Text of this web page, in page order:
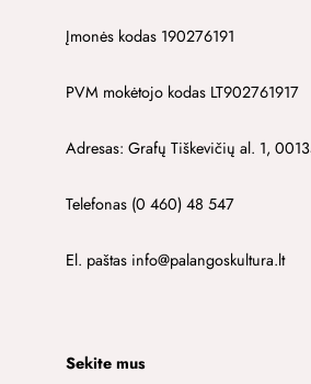
Įmonės kodas 190276191
PVM mokėtojo kodas LT902761917
Adresas: Grafų Tiškevičių al. 1,
Telefonas (0 460) 48 547
El. paštas info@palangoskultura.lt
Sekite mus